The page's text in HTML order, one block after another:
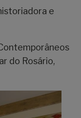
e
do Rosário,